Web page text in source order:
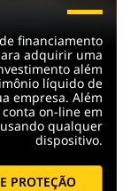
financiamento
adquirir uma
além
líquido de
empresa. Além
on-line em
qualquer
dispositivo.
PROTEÇÃO